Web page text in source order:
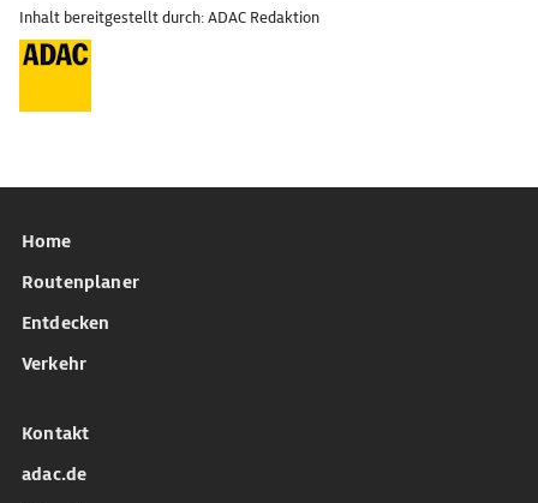
Inhalt bereitgestellt durch: ADAC Redaktion
Home
Routenplaner
Entdecken
Verkehr
Kontakt
adac.de